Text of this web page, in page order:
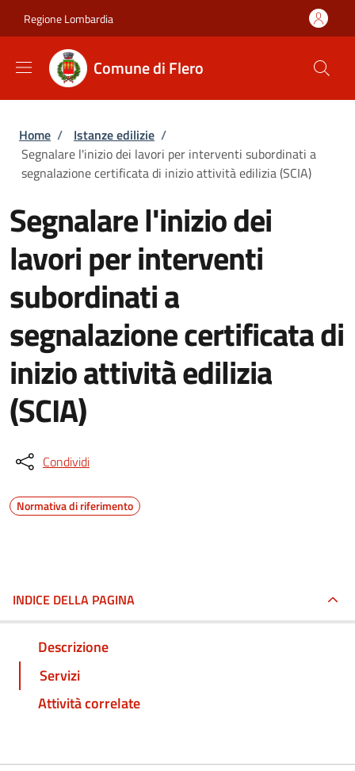
Regione Lombardia
Comune di Flero
Briciole di pane
Home / Istanze edilizie /
Segnalare l'inizio dei lavori per interventi subordinati a
segnalazione certificata di inizio attività edilizia (SCIA)
Segnalare l'inizio dei
lavori per interventi
subordinati a
segnalazione certificata di
inizio attività edilizia
(SCIA)
Condividi
Normativa di riferimento
INDICE DELLA PAGINA
Descrizione
Servizi
Attività correlate